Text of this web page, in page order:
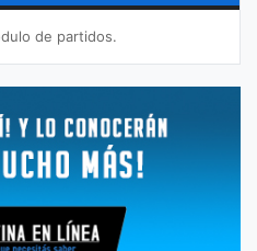
de partidos.